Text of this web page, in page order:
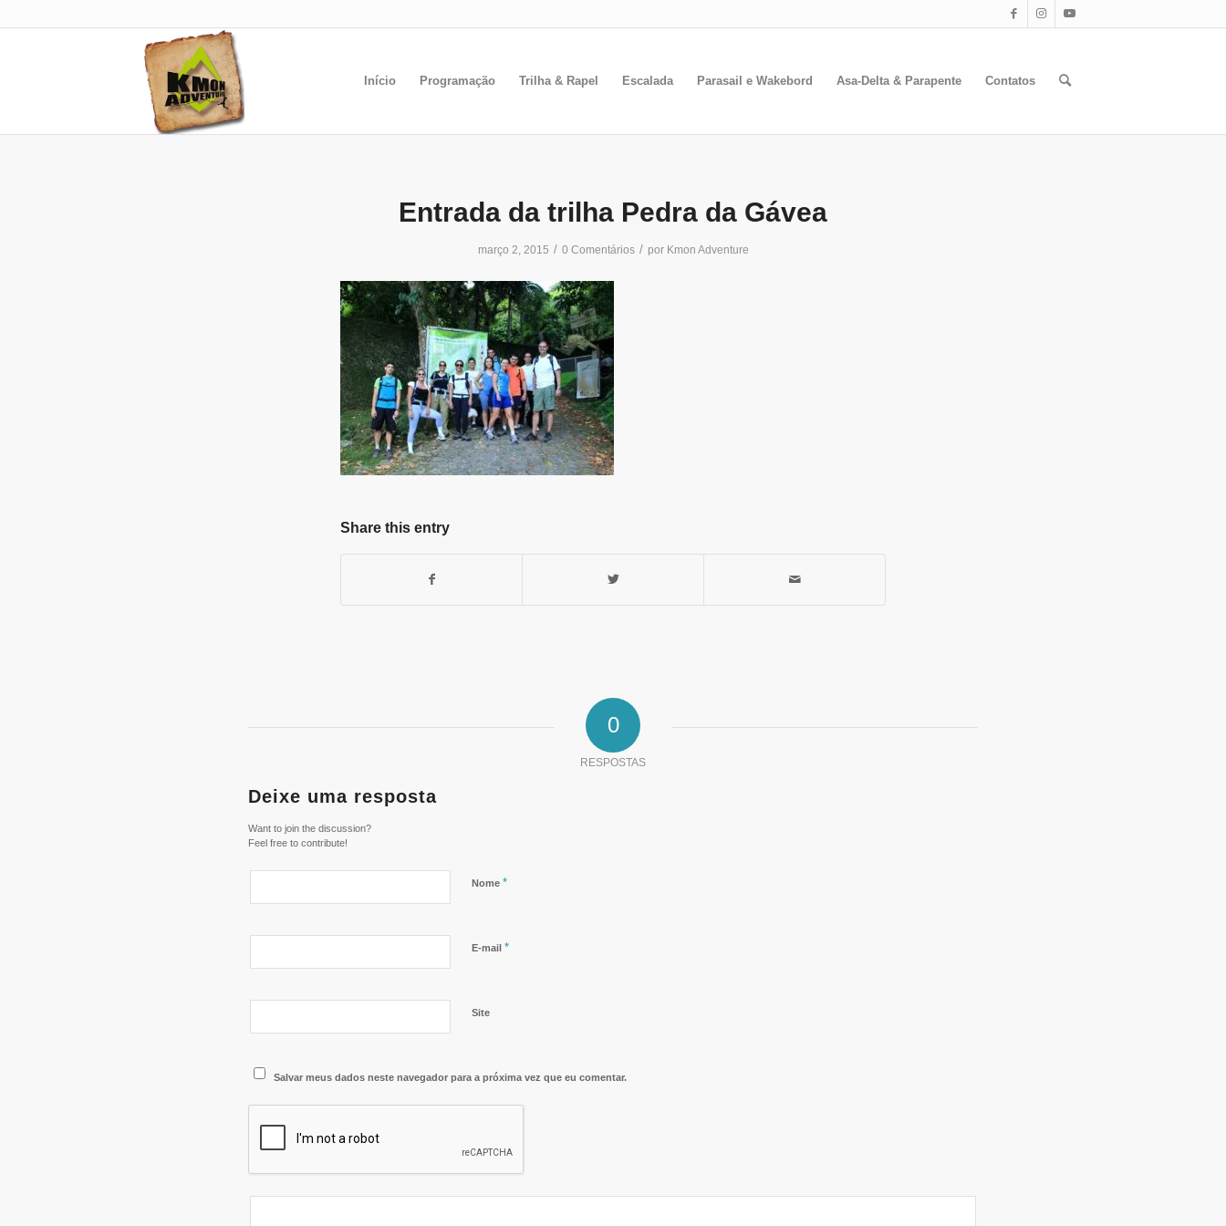
Início Programação Trilha & Rapel Escalada Parasail e Wakebord Asa-Delta & Parapente Contatos
Entrada da trilha Pedra da Gávea
março 2, 2015 / 0 Comentários / por Kmon Adventure
Share this entry
0
RESPOSTAS
Deixe uma resposta
Want to join the discussion?
Feel free to contribute!
Nome *
E-mail *
Site
Salvar meus dados neste navegador para a próxima vez que eu comentar.